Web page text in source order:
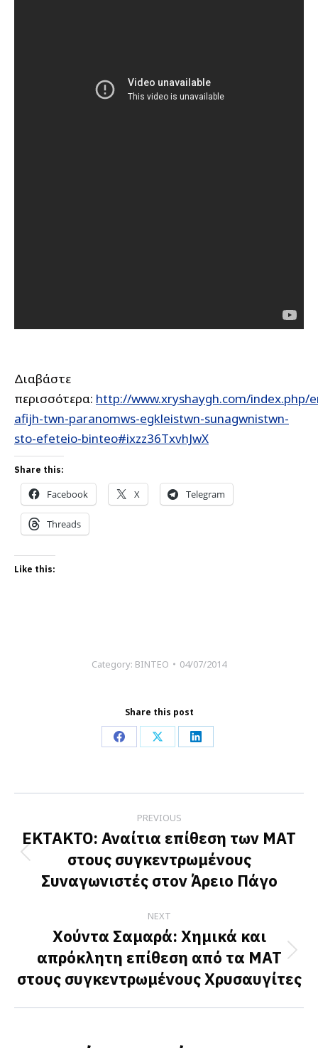
Διαβάστε
περισσότερα: http://www.xryshaygh.com/index.php/
afijh-twn-paranomws-egkleistwn-sunagwnistwn-
sto-efeteio-binteo#ixzz36TxvhJwX
Share this:
Facebook X Telegram
Threads
Like this:
Category: ΒΙΝΤΕΟ 04/07/2014
Share this post
Share
Facebook
Share
X
Share
LinkedIn
navigation
PREVIOUS
Previous
post:
EKTAKTO: Αναίτια επίθεση των ΜΑΤ
στους συγκεντρωμένους
Συναγωνιστές στον Άρειο Πάγο
NEXT
Next
post:
Χούντα Σαμαρά: Χημικά και
απρόκλητη επίθεση από τα ΜΑΤ
στους συγκεντρωμένους Χρυσαυγίτες